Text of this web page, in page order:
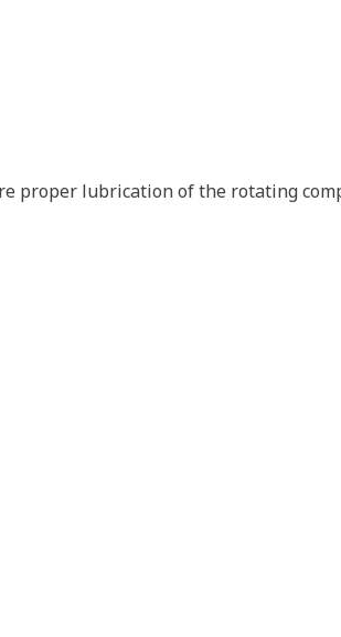
proper lubrication of the rotating